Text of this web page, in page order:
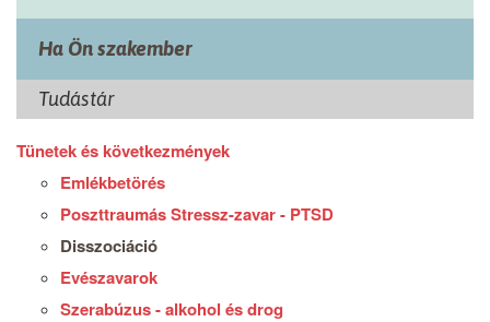
Ha Ön szakember
Tudástár
Tünetek és következmények
Emlékbetörés
Poszttraumás Stressz-zavar - PTSD
Disszociáció
Evészavarok
Szerabúzus - alkohol és drog